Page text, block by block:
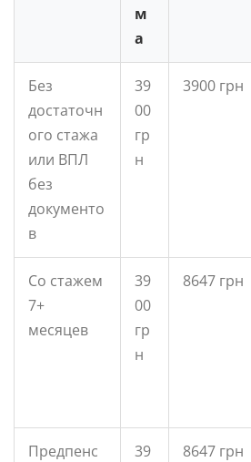
м
а
Без
достаточн
ого стажа
или ВПЛ
без
документо
в
39
00
гр
н
3900 грн
Со стажем
7+
месяцев
39
00
гр
н
8647 грн
Предпенс
39
8647 грн